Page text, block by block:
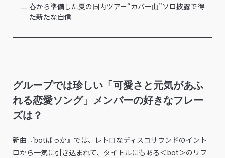
春から準備した夏の国内ツアー“カバー曲”ソロ披露で得
た新たな自信
グループでは珍しい「可愛さと元気があふ
れる恋愛ソング」メンバーの好きなフレー
ズは？
――新曲『botばっか』では、レトロなディスコサウンドのイント
ロから一気に引き込まれて、タイトルにもある＜bot＞のリフ